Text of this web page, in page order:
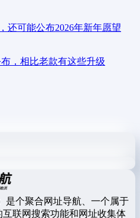
还可能公布2026年新年愿望
，相比老款有这些升级
是个聚合网址导航、一个属于
联网搜索功能和网址收集体